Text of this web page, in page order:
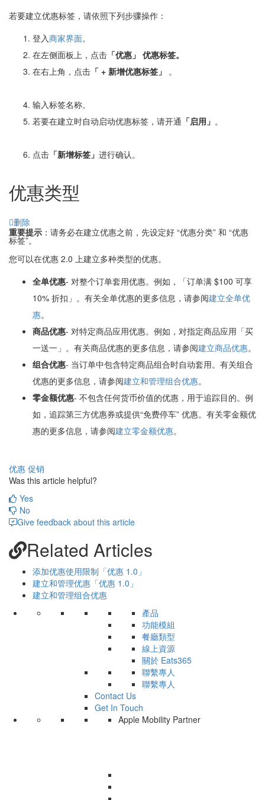
若要建立优惠标签，请依照下列步骤操作：
登入商家界面。
在左侧面板上，点击 「优惠 」 优惠标签。
在右上角，点击 「 + 新增优惠标签」 。
输入标签名称。
若要在建立时自动启动优惠标签，请开通 「启用」 。
点击 「新增标签」 进行确认。
优惠类型
删除
重要提示 ：请务必在建立优惠之前，先设定好 “优惠分类” 和 “优惠
标签”。
您可以在优惠 2.0 上建立多种类型的优惠。
全单优惠- 对整个订单套用优惠。例如，「订单满 $100 可享
10% 折扣」。有关全单优惠的更多信息，请参阅建立全单优
惠。
商品优惠- 对特定商品应用优惠。例如，对指定商品应用「买
一送一」。有关商品优惠的更多信息，请参阅建立商品优惠。
组合优惠- 当订单中包含特定商品组合时自动套用。有关组合
优惠的更多信息，请参阅建立和管理组合优惠。
零金额优惠- 不包含任何货币价值的优惠，用于追踪目的。例
如，追踪第三方优惠券或提供“免费停车” 优惠。有关零金额优
惠的更多信息，请参阅建立零金额优惠。
优惠 促销
Was this article helpful?
Yes
No
Give feedback about this article
Related Articles
添加优惠使用限制「优惠 1.0」
建立和管理优惠「优惠 1.0」
建立和管理组合优惠
產品
功能模組
餐廳類型
線上資源
關於 Eats365
聯繫專人
聯繫專人
Contact Us
Get In Touch
Apple Mobility Partner